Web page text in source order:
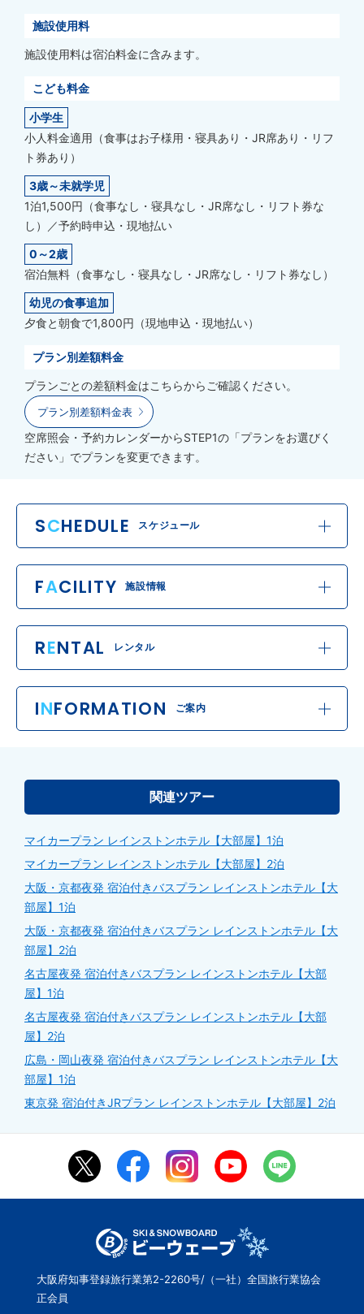
施設使用料
施設使用料は宿泊料金に含みます。
こども料金
小学生
小人料金適用（食事はお子様用・寝具あり・JR席あり・リフ
ト券あり）
3歳～未就学児
1泊1,500円（食事なし・寝具なし・JR席なし・リフト券な
し）／予約時申込・現地払い
0～2歳
宿泊無料（食事なし・寝具なし・JR席なし・リフト券なし）
幼児の食事追加
夕食と朝食で1,800円（現地申込・現地払い）
プラン別差額料金
プランごとの差額料金はこちらからご確認ください。
プラン別差額料金表
空席照会・予約カレンダーからSTEP1の「プランをお選びく
ださい」でプランを変更できます。
SCHEDULE スケジュール
FACILITY 施設情報
RENTAL レンタル
INFORMATION ご案内
関連ツアー
マイカープラン レインストンホテル【大部屋】1泊
マイカープラン レインストンホテル【大部屋】2泊
大阪・京都夜発 宿泊付きバスプラン レインストンホテル【大
部屋】1泊
大阪・京都夜発 宿泊付きバスプラン レインストンホテル【大
部屋】2泊
名古屋夜発 宿泊付きバスプラン レインストンホテル【大部
屋】1泊
名古屋夜発 宿泊付きバスプラン レインストンホテル【大部
屋】2泊
広島・岡山夜発 宿泊付きバスプラン レインストンホテル【大
部屋】1泊
東京発 宿泊付きJRプラン レインストンホテル【大部屋】2泊
大阪府知事登録旅行業第2-2260号/（一社）全国旅行業協会
正会員